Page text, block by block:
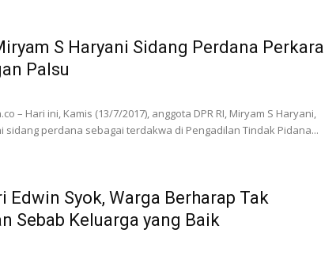
S Haryani Sidang Perdana Perkara
Palsu
– Hari ini, Kamis (13/7/2017), anggota DPR RI, Miryam S Haryani,
sidang perdana sebagai terdakwa di Pengadilan Tindak Pidana...
Edwin Syok, Warga Berharap Tak
Sebab Keluarga yang Baik